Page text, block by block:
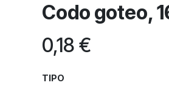
Codo goteo,
0,18 €
TIPO